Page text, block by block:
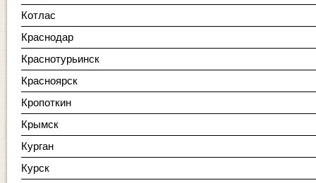
Котлас
Краснодар
Краснотурьинск
Красноярск
Кропоткин
Крымск
Курган
Курск